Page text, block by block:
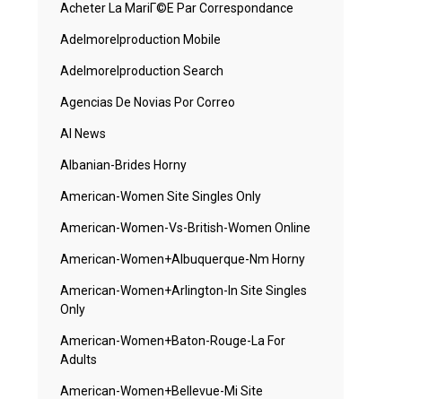
Acheter La MariГ©e Par Correspondance
Adelmorelproduction Mobile
Adelmorelproduction Search
Agencias De Novias Por Correo
AI News
Albanian-Brides Horny
American-Women Site Singles Only
American-Women-Vs-British-Women Online
American-Women+albuquerque-Nm Horny
American-Women+arlington-In Site Singles
Only
American-Women+baton-Rouge-La For
Adults
American-Women+bellevue-Mi Site